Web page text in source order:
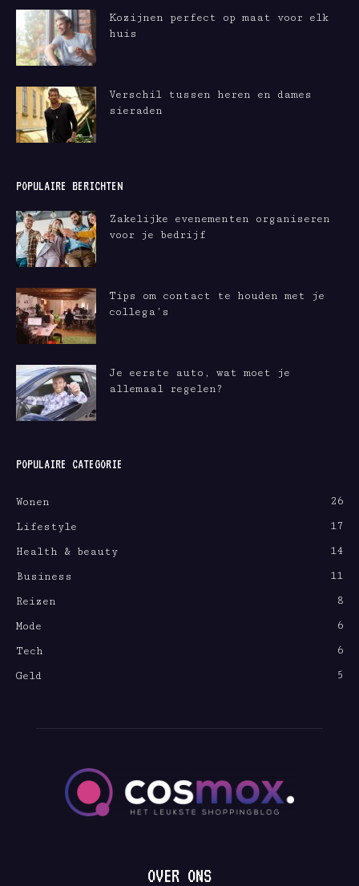
Kozijnen perfect op maat voor elk
huis
Verschil tussen heren en dames
sieraden
POPULAIRE BERICHTEN
Zakelijke evenementen organiseren
voor je bedrijf
Tips om contact te houden met je
collega’s
Je eerste auto, wat moet je
allemaal regelen?
POPULAIRE CATEGORIE
Wonen
26
Lifestyle
17
Health & beauty
14
Business
11
Reizen
8
Mode
6
Tech
6
Geld
5
OVER ONS